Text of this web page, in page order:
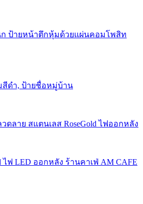
ก ป้ายหน้าตึกหุ้มด้วยแผ่นคอมโพสิท
สีดำ, ป้ายชื่อหมู่บ้าน
ดลาย สแตนเลส RoseGold ไฟออกหลัง
ไฟ LED ออกหลัง ร้านคาเฟ่ AM CAFE